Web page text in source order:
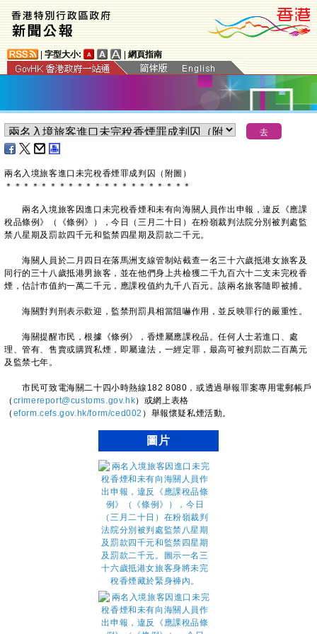
字型大小: 網頁指南
兩名入境旅客進口未完稅香煙罪成判囚（附圖）
＊ ＊ ＊ ＊ ＊ ＊ ＊ ＊ ＊ ＊ ＊ ＊ ＊ ＊ ＊ ＊ ＊ ＊ ＊ ＊ ＊
兩名入境旅客因進口未完稅香煙和未有向海關人員作出申報，違反《應課
稅品條例》（《條例》），今日（三月二十日）在粉嶺裁判法院分別被判處監
禁八星期及罰款四千元和監禁四星期及罰款二千元。
海關人員於二月四日在落馬洲支線管制站截查一名三十六歲抵港女旅客及
同行的三十八歲抵港男旅客，並在他們身上共檢獲二千九百六十二支未完稅香
煙，估計市值約一萬二千元，應課稅值約九千八百元。該兩名旅客隨即被捕。
海關對判刑表示歡迎，監禁刑罰具相當阻嚇作用，並反映罪行的嚴重性。
海關提醒市民，根據《條例》，香煙屬應課稅品。任何人士若進口、處
理、管有、售賣或購買私煙，即屬違法，一經定罪，最高可被判罰款二百萬元
及監禁七年。
市民可致電海關二十四小時熱線182 8080，或透過舉報罪案專用電郵帳戶
（ crimereport@customs.gov.hk）或網上表格
（ eform.cefs.gov.hk/form/ced002 ）舉報懷疑私煙活動。
圖片